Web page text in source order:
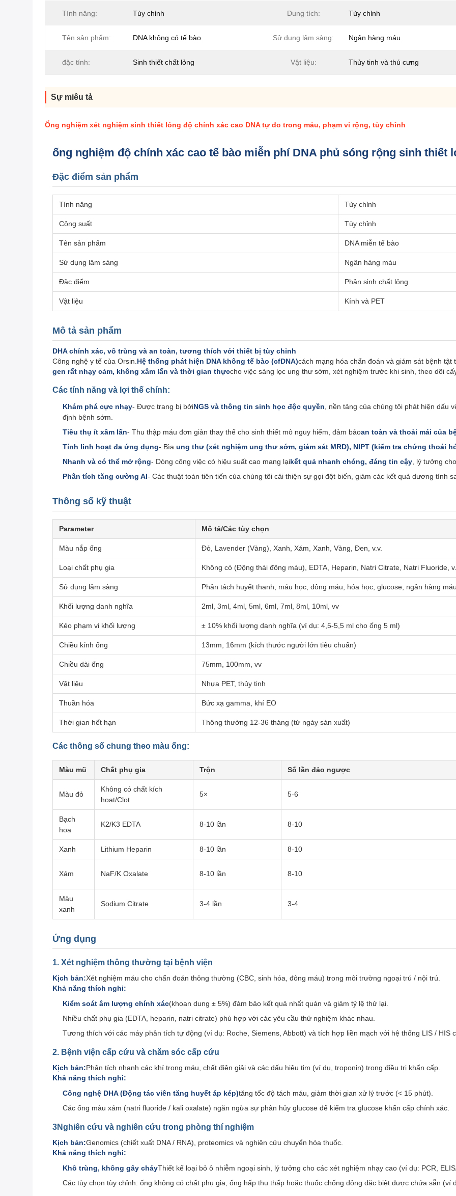
Tính năng: Tùy chỉnh Dung tích: Tùy chỉnh
Tên sản phẩm: DNA không có tế bào Sử dụng lâm sàng: Ngân hàng máu
đặc tính: Sinh thiết chất lỏng Vật liệu: Thủy tinh và thú cưng
Sự miêu tả
Ống nghiệm xét nghiệm sinh thiết lỏng độ chính xác cao DNA tự do trong máu, phạm vi rộng, tùy chỉnh
ống nghiệm độ chính xác cao tế bào miễn phí DNA phủ sóng rộng sinh thiết
Đặc điểm sản phẩm
Tính năng Tùy chỉnh
Công suất Tùy chỉnh
Tên sản phẩm DNA miễn tế bào
Sử dụng lâm sàng Ngân hàng máu
Đặc điểm Phân sinh chất lỏng
Vật liệu Kính và PET
Mô tả sản phẩm
DHA chính xác, vô trùng và an toàn, tương thích với thiết bị tùy chỉnh
Công nghệ y tế của Orsin.Hệ thống phát hiện DNA không tế bào (cfDNA)cách mạng hóa chẩn đoán và giám sát bệnh
gen rất nhạy cảm, không xâm lấn và thời gian thựccho việc sàng lọc ung thư sớm, xét nghiệm trước khi sinh, theo dõi
Các tính năng và lợi thế chính:
Khám phá cực nhạy- Được trang bị bởiNGS và thông tin sinh học độc quyền, nền tảng của chúng tôi phát hiện dấu
định bệnh sớm.
Tiêu thụ ít xâm lấn- Thu thập máu đơn giản thay thế cho sinh thiết mô nguy hiểm, đảm bảoan toàn và thoải mái của
Tính linh hoạt đa ứng dụng- Bìa.ung thư (xét nghiệm ung thư sớm, giám sát MRD), NIPT (kiểm tra chứng thoái
Nhanh và có thể mở rộng- Dòng công việc có hiệu suất cao mang lạikết quả nhanh chóng, đáng tin cậy, lý tưởng
Phân tích tăng cường AI- Các thuật toán tiên tiến của chúng tôi cải thiện sự gọi đột biến, giảm các kết quả dương tính
Thông số kỹ thuật
Parameter Mô tả/Các tùy chọn
Màu nắp ống Đỏ, Lavender (Vàng), Xanh, Xám, Xanh, Vàng, Đen, v.v.
Loại chất phụ gia Không có (Động thái đông máu), EDTA, Heparin, Natri Citrate, Natri Fluoride,
Sử dụng lâm sàng Phân tách huyết thanh, máu học, đông máu, hóa học, glucose, ngân hàng
Khối lượng danh nghĩa 2ml, 3ml, 4ml, 5ml, 6ml, 7ml, 8ml, 10ml, vv
Kéo phạm vi khối lượng ± 10% khối lượng danh nghĩa (ví dụ: 4,5-5,5 ml cho ống 5 ml)
Chiều kính ống 13mm, 16mm (kích thước người lớn tiêu chuẩn)
Chiều dài ống 75mm, 100mm, vv
Vật liệu Nhựa PET, thủy tinh
Thuần hóa Bức xạ gamma, khí EO
Thời gian hết hạn Thông thường 12-36 tháng (từ ngày sản xuất)
Các thông số chung theo màu ống:
Màu mũ Chất phụ gia Trộn Số lần đảo ngược
Màu đỏ
Không có chất kích
hoạt/Clot
5× 5-6
Bạch
hoa
K2/K3 EDTA 8-10 lần 8-10
Xanh Lithium Heparin 8-10 lần 8-10
Xám NaF/K Oxalate 8-10 lần 8-10
Màu
xanh
Sodium Citrate 3-4 lần 3-4
Ứng dụng
1. Xét nghiệm thông thường tại bệnh viện
Kịch bản:Xét nghiệm máu cho chẩn đoán thông thường (CBC, sinh hóa, đông máu) trong môi trường ngoại trú / nội trú.
Khả năng thích nghi:
Kiểm soát âm lượng chính xác(khoan dung ± 5%) đảm bảo kết quả nhất quán và giảm tỷ lệ thử lại.
Nhiều chất phụ gia (EDTA, heparin, natri citrate) phù hợp với các yêu cầu thử nghiệm khác nhau.
Tương thích với các máy phân tích tự động (ví dụ: Roche, Siemens, Abbott) và tích hợp liền mạch với hệ thống LIS / HIS
2. Bệnh viện cấp cứu và chăm sóc cấp cứu
Kịch bản:Phân tích nhanh các khí trong máu, chất điện giải và các dấu hiệu tim (ví dụ, troponin) trong điều trị khẩn cấp.
Khả năng thích nghi:
Công nghệ DHA (Động tác viên tăng huyết áp kép)tăng tốc độ tách máu, giảm thời gian xử lý trước (< 15 phút).
Các ống màu xám (natri fluoride / kali oxalate) ngăn ngừa sự phân hủy glucose để kiểm tra glucose khẩn cấp chính xác.
3Nghiên cứu và nghiên cứu trong phòng thí nghiệm
Kịch bản:Genomics (chiết xuất DNA / RNA), proteomics và nghiên cứu chuyển hóa thuốc.
Khả năng thích nghi:
Khô trùng, không gây cháyThiết kế loại bỏ ô nhiễm ngoại sinh, lý tưởng cho các xét nghiệm nhạy cao (ví dụ: PCR,
Các tùy chọn tùy chỉnh: ống không có chất phụ gia, ống hấp thụ thấp hoặc thuốc chống đông đặc biệt được chứa sẵn (ví